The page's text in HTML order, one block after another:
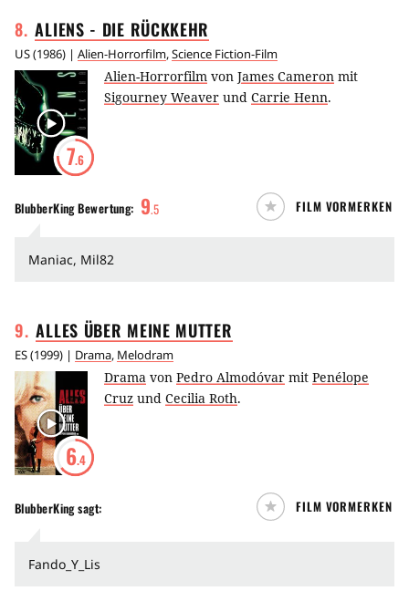
8. ALIENS - DIE RÜCKKEHR
US(1986) | Alien-Horrorfilm,Science Fiction-Film
7.6
Alien-Horrorfilm von James Cameron mit
Sigourney Weaver und Carrie Henn.
BlubberKingBewertung: 9.5 FILM VORMERKEN
Maniac, Mil82
9. ALLES ÜBER MEINE MUTTER
ES(1999) | Drama, Melodram
6.4
Drama von Pedro Almodóvar mit Penélope
Cruz und Cecilia Roth.
BlubberKingsagt: FILM VORMERKEN
Fando_Y_Lis